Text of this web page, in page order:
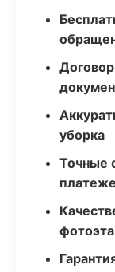
уборка
Точные